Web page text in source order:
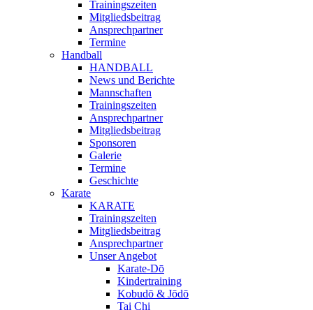
Trainingszeiten
Mitgliedsbeitrag
Ansprechpartner
Termine
Handball
HANDBALL
News und Berichte
Mannschaften
Trainingszeiten
Ansprechpartner
Mitgliedsbeitrag
Sponsoren
Galerie
Termine
Geschichte
Karate
KARATE
Trainingszeiten
Mitgliedsbeitrag
Ansprechpartner
Unser Angebot
Karate-Dō
Kindertraining
Kobudō & Jōdō
Tai Chi